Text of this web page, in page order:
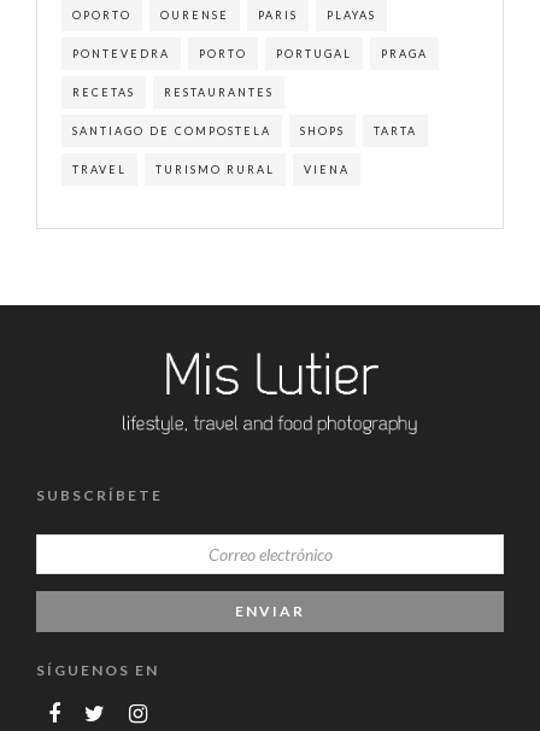
OPORTO OURENSE PARIS PLAYAS
PONTEVEDRA PORTO PORTUGAL PRAGA
RECETAS RESTAURANTES
SANTIAGO DE COMPOSTELA SHOPS TARTA
TRAVEL TURISMO RURAL VIENA
SUBSCRÍBETE
SÍGUENOS EN